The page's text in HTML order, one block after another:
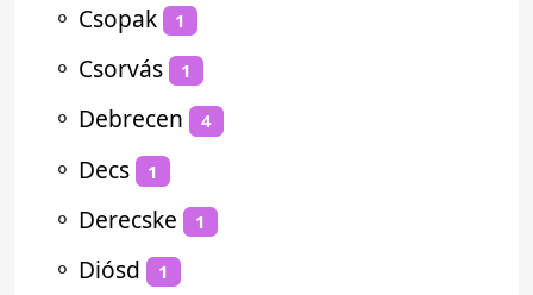
⚬ Csopak 1
⚬ Csorvás 1
⚬ Debrecen 4
⚬ Decs 1
⚬ Derecske 1
⚬ Diósd 1